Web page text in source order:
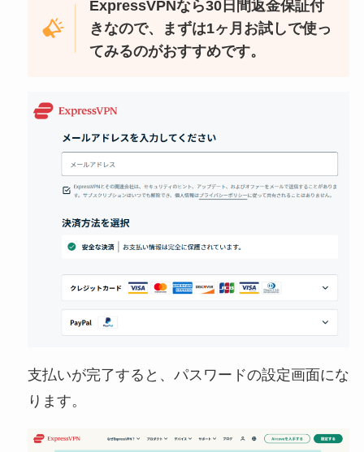
ExpressVPNなら30日間返金保証付
きなので、まずは1ヶ月お試しで使っ
てみるのがおすすめです。
支払いが完了すると、パスワードの設定画面にな
ります。